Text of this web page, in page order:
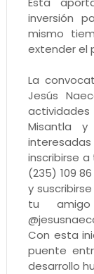
inversión
mismo
extender el
La
Jesús
Misantla y
inscribirse
(235) 109
y
tu
Con esta
puente
desarrollo